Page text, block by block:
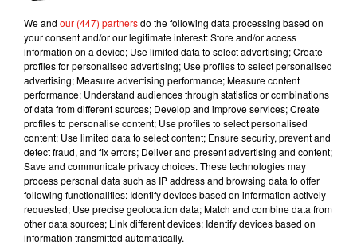
Musique
6 août 2026
Karol G dévoile la tracklist de son nouvel
album… avec des invités...
5 août 2026
Benny Blanco invite Selena Gomez et
Becky G sur son nouveau single
We and our (447) partnersdo the following data processing based on
your consent and/or our legitimate interest: Store and/or access
information on a device; Use limited data to select advertising; Create
profiles for personalised advertising; Use profiles to select personalised
advertising; Measure advertising performance; Measure content
performance; Understand audiences through statistics or combinations
of data from different sources; Develop and improve services; Create
profiles to personalise content; Use profiles to select personalised
content; Use limited data to select content; Ensure security, prevent and
detect fraud, and fix errors; Deliver and present advertising and content;
Save and communicate privacy choices. These technologies may
process personal data such as IP address and browsing data to offer
following functionalities: Identify devices based on information actively
requested; Use precise geolocation data; Match and combine data from
other data sources; Link different devices; Identify devices based on
information transmitted automatically.